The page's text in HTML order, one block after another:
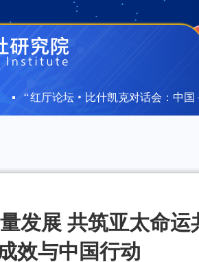
厅论坛·比什凯克对话会：中国－中亚
发展 共筑亚太命
效与中国行动